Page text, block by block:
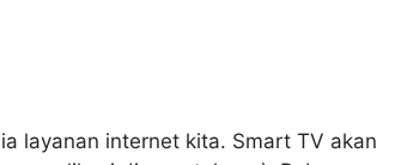
layanan internet kita. Smart TV akan